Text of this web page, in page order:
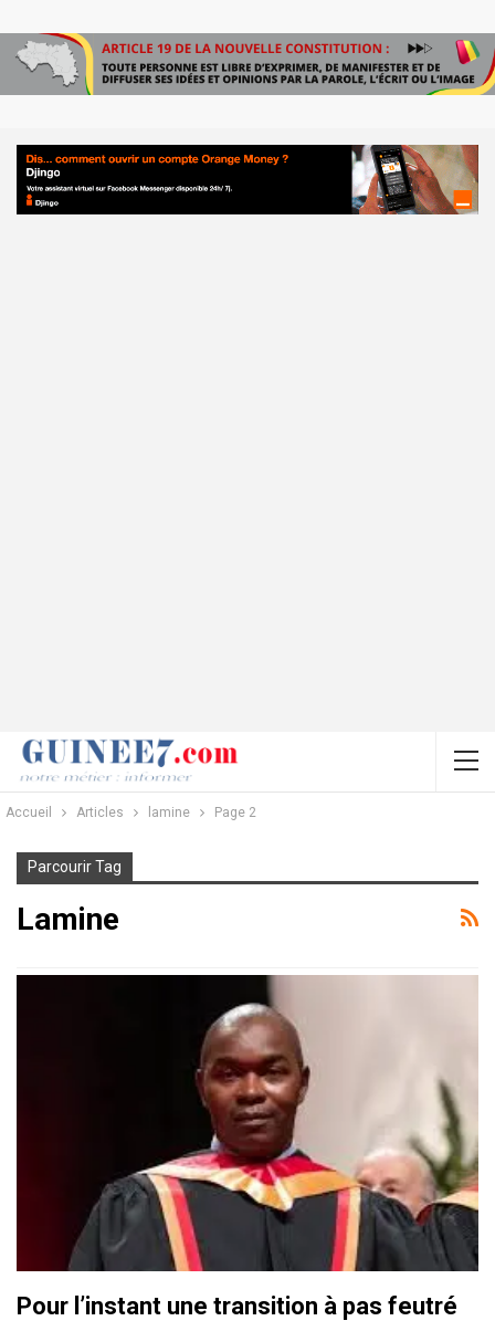
Accueil Articles lamine Page 2
Parcourir Tag
Lamine
Pour l’instant une transition à pas feutré